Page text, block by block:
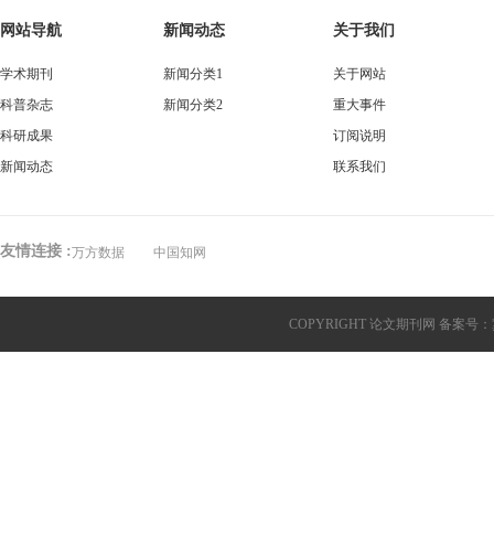
网站导航
学术期刊
科普杂志
科研成果
新闻动态
新闻动态
新闻分类1
新闻分类2
关于我们
关于网站
重大事件
订阅说明
联系我们
友情连接 :万方数据 中国知网
COPYRIGHT 论文期刊网 备案号：